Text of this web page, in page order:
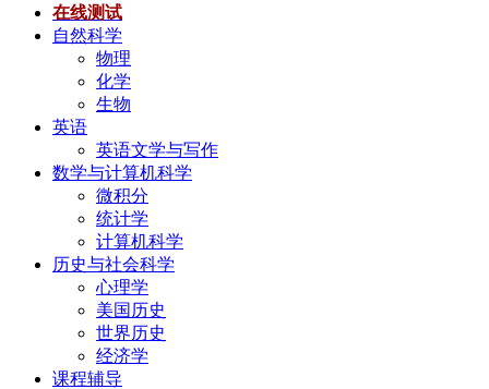
在线测试
自然科学
物理
化学
生物
英语
英语文学与写作
数学与计算机科学
微积分
统计学
计算机科学
历史与社会科学
心理学
美国历史
世界历史
经济学
课程辅导